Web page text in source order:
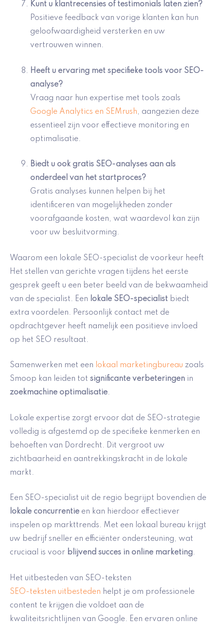
Kunt u klantrecensies of testimonials laten zien?
Positieve feedback van vorige klanten kan hun
geloofwaardigheid versterken en uw
vertrouwen winnen.
Heeft u ervaring met specifieke tools voor SEO-
analyse?
Vraag naar hun expertise met tools zoals
Google Analytics en SEMrush, aangezien deze
essentieel zijn voor effectieve monitoring en
optimalisatie.
Biedt u ook gratis SEO-analyses aan als
onderdeel van het startproces?
Gratis analyses kunnen helpen bij het
identificeren van mogelijkheden zonder
voorafgaande kosten, wat waardevol kan zijn
voor uw besluitvorming.
Waarom een lokale SEO-specialist de voorkeur heeft
Het stellen van gerichte vragen tijdens het eerste
gesprek geeft u een beter beeld van de bekwaamheid
van de specialist. Een
lokale SEO-specialist biedt
extra voordelen. Persoonlijk contact met de
opdrachtgever heeft namelijk een positieve invloed
op het SEO resultaat.
Samenwerken met een lokaal marketingbureau zoals
Smoop kan leiden tot significante verbeteringen in
zoekmachine optimalisatie.
Lokale expertise zorgt ervoor dat de SEO-strategie
volledig is afgestemd op de specifieke kenmerken en
behoeften van Dordrecht. Dit vergroot uw
zichtbaarheid en aantrekkingskracht in de lokale
markt.
Een SEO-specialist uit de regio begrijpt bovendien de
lokale concurrentie en kan hierdoor effectiever
inspelen op markttrends. Met een lokaal bureau krijgt
uw bedrijf sneller en efficiënter ondersteuning, wat
cruciaal is voor blijvend succes in online marketing.
Het uitbesteden van SEO-teksten
SEO-teksten uitbesteden helpt je om professionele
content te krijgen die voldoet aan de
kwaliteitsrichtlijnen van Google. Een ervaren online